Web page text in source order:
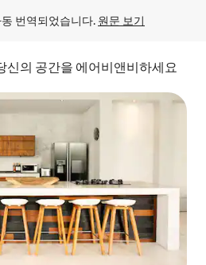
번역되었습니다. 원문 보기
신의 공간을 에어비앤비하세요